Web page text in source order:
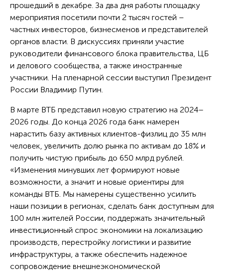
прошедший в декабре. За два дня работы площадку
мероприятия посетили почти 2 тысяч гостей –
частных инвесторов, бизнесменов и представителей
органов власти. В дискуссиях приняли участие
руководители финансового блока правительства, ЦБ
и делового сообщества, а также иностранные
участники. На пленарной сессии выступил Президент
России Владимир Путин.
В марте ВТБ представил новую стратегию на 2024–
2026 годы. До конца 2026 года банк намерен
нарастить базу активных клиентов-физлиц до 35 млн
человек, увеличить долю рынка по активам до 18% и
получить чистую прибыль до 650 млрд рублей.
«Изменения минувших лет формируют новые
возможности, а значит и новые ориентиры для
команды ВТБ. Мы намерены существенно усилить
наши позиции в регионах, сделать банк доступным для
100 млн жителей России, поддержать значительный
инвестиционный спрос экономики на локализацию
производств, перестройку логистики и развитие
инфраструктуры, а также обеспечить надежное
сопровождение внешнеэкономической